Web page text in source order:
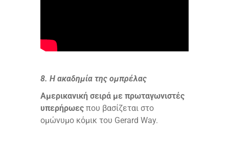
8. Η ακαδημία της ομπρέλας
Αμερικανική σειρά με πρωταγωνιστές
υπερήρωες που βασίζεται στο
ομώνυμο κόμικ του Gerard Way.